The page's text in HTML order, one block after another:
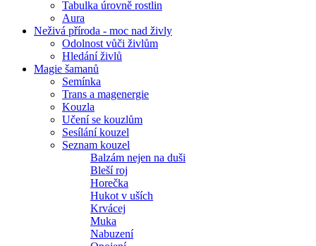
Tabulka úrovně rostlin
Aura
Neživá příroda - moc nad živly
Odolnost vůči živlům
Hledání živlů
Magie šamanů
Semínka
Trans a magenergie
Kouzla
Učení se kouzlům
Sesílání kouzel
Seznam kouzel
Balzám nejen na duši
Bleší roj
Horečka
Hukot v uších
Krvácej
Muka
Nabuzení